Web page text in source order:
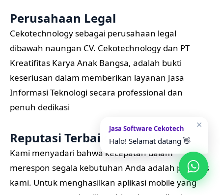
Perusahaan Legal
Cekotechnology sebagai perusahaan legal
dibawah naungan CV. Cekotechnology dan PT
Kreatifitas Karya Anak Bangsa, adalah bukti
keseriusan dalam memberikan layanan Jasa
Informasi Teknologi secara professional dan
penuh dedikasi
Reputasi Terbaik Sejak 2012
Kami menyadari bahwa kecepatan dalam
merespon segala kebutuhan Anda adalah prioritas
kami. Untuk menghasilkan aplikasi mobile yang
✕
Jasa Software Cekotech
Halo! Selamat datang 👋